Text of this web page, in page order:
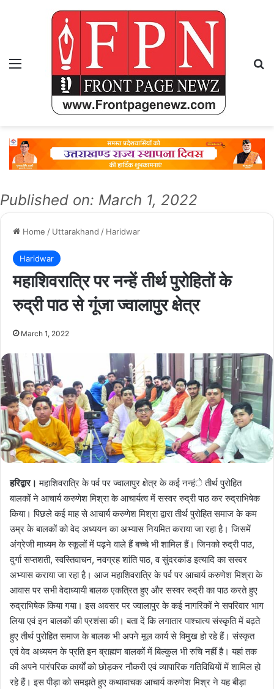
Menu
Published on: March 1, 2022
Home / Uttarakhand / Haridwar
Haridwar
महाशिवरात्रि पर नन्हें तीर्थ पुरोहितों के
रुद्री पाठ से गूंजा ज्वालापुर क्षेत्र
March 1, 2022
हरिद्वार।महाशिवरात्रि के पर्व पर ज्वालापुर क्षेत्र के कई नन्हंे तीर्थ पुरोहित
बालकों ने आचार्य करुणेश मिश्रा के आचार्यत्व में सस्वर रुद्री पाठ कर रुद्राभिषेक
किया। पिछले कई माह से आचार्य करुणेश मिश्रा द्वारा तीर्थ पुरोहित समाज के कम
उम्र के बालकों को वेद अध्ययन का अभ्यास नियमित कराया जा रहा है। जिसमें
अंग्रेजी माध्यम के स्कूलों में पढ़ने वाले हैं बच्चे भी शामिल हैं। जिनको रुद्री पाठ,
दुर्गा सप्तशती, स्वस्तिवाचन, नवग्रह शांति पाठ, व सुंदरकांड इत्यादि का सस्वर
अभ्यास कराया जा रहा है। आज महाशिवरात्रि के पर्व पर आचार्य करुणेश मिश्रा के
आवास पर सभी वेदाध्यायी बालक एकत्रित हुए और सस्वर रुद्री का पाठ करते हुए
रुद्राभिषेक किया गया। इस अवसर पर ज्वालापुर के कई नागरिकों ने सपरिवार भाग
लिया एवं इन बालकों की प्रशंसा की। बता दें कि लगातार पाश्चात्य संस्कृति में बढ़ते
हुए तीर्थ पुरोहित समाज के बालक भी अपने मूल कार्य से विमुख हो रहे हैं। संस्कृत
एवं वेद अध्ययन के प्रति इन ब्राह्मण बालकों में बिल्कुल भी रुचि नहीं है। यहां तक
की अपने पारंपरिक कार्यों को छोड़कर नौकरी एवं व्यापारिक गतिविधियों में शामिल हो
रहे हैं। इस पीड़ा को समझते हुए कथावाचक आचार्य करुणेश मिश्र ने यह बीड़ा